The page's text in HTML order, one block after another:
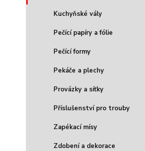
Kuchyňské vály
Pečící papíry a fólie
Pečící formy
Pekáče a plechy
Provázky a síťky
Příslušenství pro trouby
Zapékací mísy
Zdobení a dekorace